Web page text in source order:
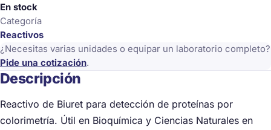
En stock
Categoría
Reactivos
¿Necesitas varias unidades o equipar un laboratorio completo?
Pide una cotización.
Descripción
Reactivo de Biuret para detección de proteínas por
colorimetría. Útil en Bioquímica y Ciencias Naturales en